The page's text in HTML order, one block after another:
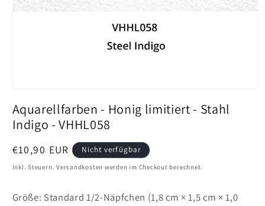
in
Vollansicht
öffnen
Aquarellfarben - Honig limitiert - Stahl
Indigo - VHHL058
Preis
€10,90 EUR Nicht verfügbar
Inkl. Steuern. Versandkosten werden im Checkout berechnet.
Größe: Standard 1/2-Näpfchen (1,8 cm × 1,5 cm × 1,0